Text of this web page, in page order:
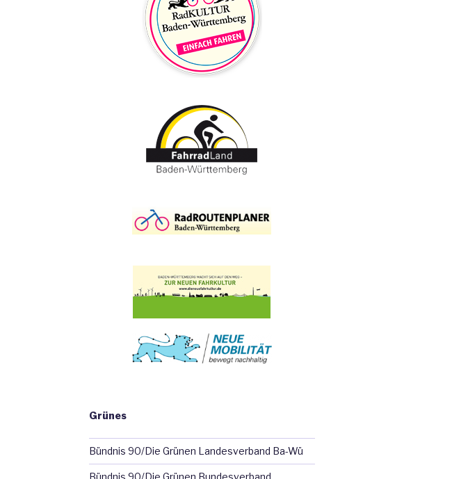
Grünes
Bündnis 90/Die Grünen Landesverband Ba-Wü